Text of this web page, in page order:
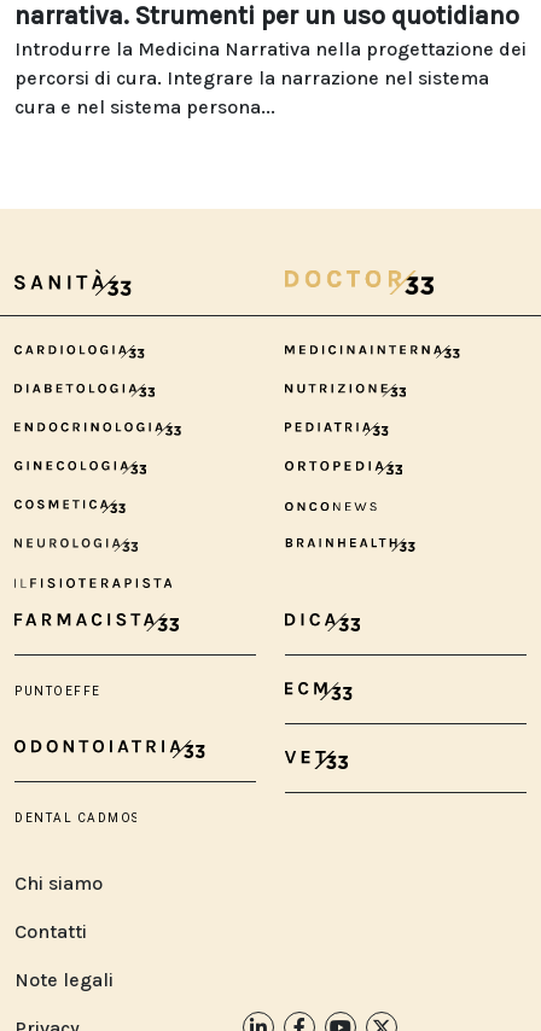
narrativa. Strumenti per un uso quotidiano
Introdurre la Medicina Narrativa nella progettazione dei
percorsi di cura. Integrare la narrazione nel sistema
cura e nel sistema persona...
Chi siamo
Contatti
Note legali